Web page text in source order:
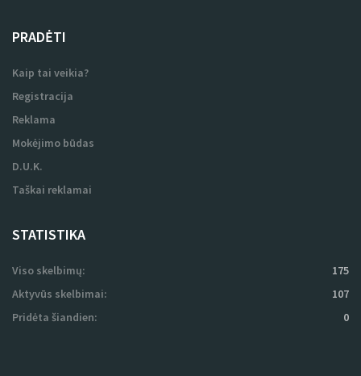
PRADĖTI
Kaip tai veikia?
Registracija
Reklama
Mokėjimo būdas
D.U.K.
Taškai reklamai
STATISTIKA
Viso skelbimų:
175
Aktyvūs skelbimai:
107
Pridėta šiandien:
0